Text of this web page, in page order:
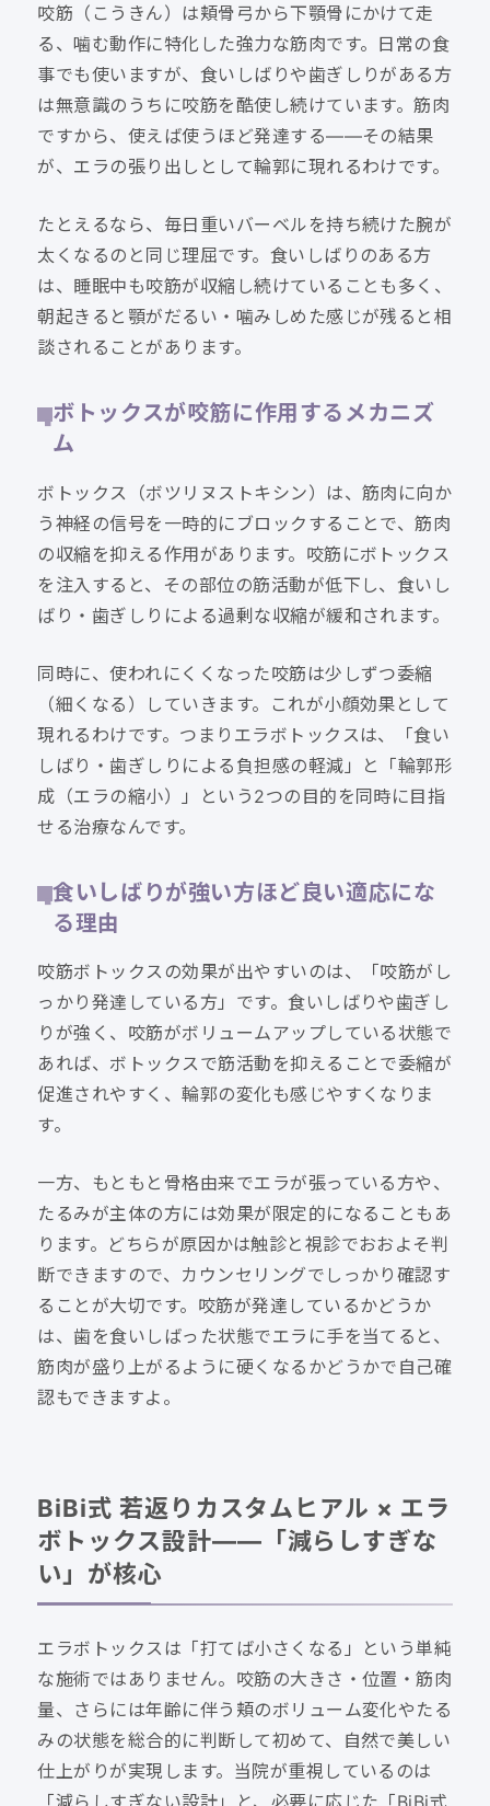
咬筋（こうきん）は頬骨弓から下顎骨にかけて走
る、噛む動作に特化した強力な筋肉です。日常の食
事でも使いますが、食いしばりや歯ぎしりがある方
は無意識のうちに咬筋を酷使し続けています。筋肉
ですから、使えば使うほど発達する——その結果
が、エラの張り出しとして輪郭に現れるわけです。
たとえるなら、毎日重いバーベルを持ち続けた腕が
太くなるのと同じ理屈です。食いしばりのある方
は、睡眠中も咬筋が収縮し続けていることも多く、
朝起きると顎がだるい・噛みしめた感じが残ると相
談されることがあります。
ボトックスが咬筋に作用するメカニズ
ム
ボトックス（ボツリヌストキシン）は、筋肉に向か
う神経の信号を一時的にブロックすることで、筋肉
の収縮を抑える作用があります。咬筋にボトックス
を注入すると、その部位の筋活動が低下し、食いし
ばり・歯ぎしりによる過剰な収縮が緩和されます。
同時に、使われにくくなった咬筋は少しずつ委縮
（細くなる）していきます。これが小顔効果として
現れるわけです。つまりエラボトックスは、「食い
しばり・歯ぎしりによる負担感の軽減」と「輪郭形
成（エラの縮小）」という2つの目的を同時に目指
せる治療なんです。
食いしばりが強い方ほど良い適応にな
る理由
咬筋ボトックスの効果が出やすいのは、「咬筋がし
っかり発達している方」です。食いしばりや歯ぎし
りが強く、咬筋がボリュームアップしている状態で
あれば、ボトックスで筋活動を抑えることで委縮が
促進されやすく、輪郭の変化も感じやすくなりま
す。
一方、もともと骨格由来でエラが張っている方や、
たるみが主体の方には効果が限定的になることもあ
ります。どちらが原因かは触診と視診でおおよそ判
断できますので、カウンセリングでしっかり確認す
ることが大切です。咬筋が発達しているかどうか
は、歯を食いしばった状態でエラに手を当てると、
筋肉が盛り上がるように硬くなるかどうかで自己確
認もできますよ。
BiBi式 若返りカスタムヒアル × エラ
ボトックス設計——「減らしすぎな
い」が核心
エラボトックスは「打てば小さくなる」という単純
な施術ではありません。咬筋の大きさ・位置・筋肉
量、さらには年齢に伴う頬のボリューム変化やたる
みの状態を総合的に判断して初めて、自然で美しい
仕上がりが実現します。当院が重視しているのは
「減らしすぎない設計」と、必要に応じた「BiBi式